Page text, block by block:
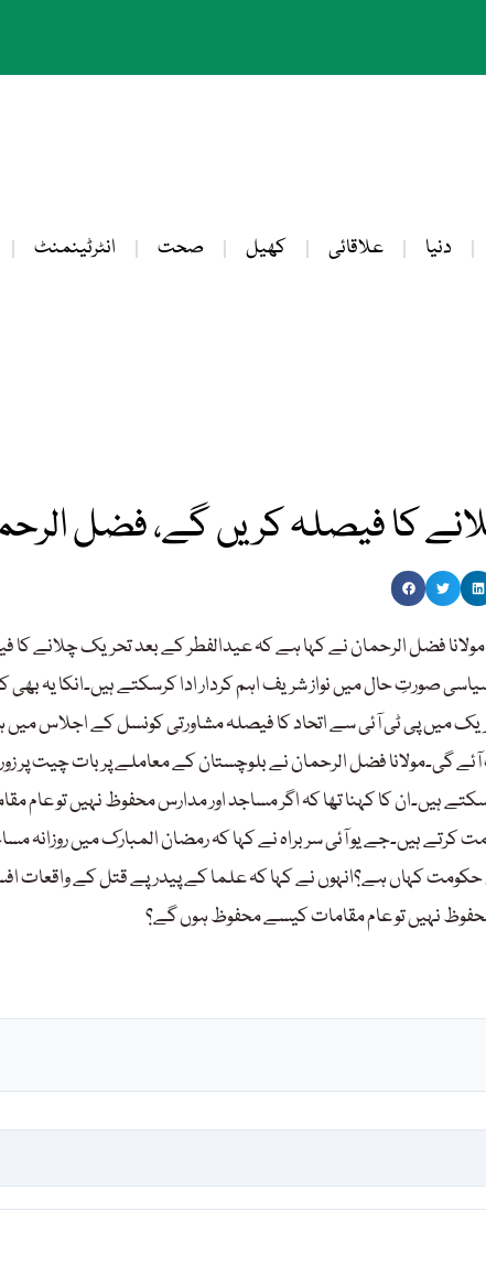
دنیا علاقائی کھیل صحت انٹرٹینمنٹ
کا فیصلہ کریں گے، فضل
فضل الرحمان نے کہا ہے کہ عیدالفطر کے بعد تحریک چلانے
صورتِ حال میں نواز شریف اہم کردار ادا کرسکتے ہیں۔انکا یہ
میں پی ٹی آئی سے اتحاد کا فیصلہ مشاورتی کونسل کے اجلاس میں
فضل الرحمان نے بلوچستان کے معاملے پر بات چیت پر زور
سکتے ہیں۔ان کا کہنا تھا کہ اگر مساجد اور مدارس محفوظ نہیں تو
کرتے ہیں۔جے یو آئی سربراہ نے کہا کہ رمضان المبارک میں روزانہ
کہاں ہے؟انہوں نے کہا کہ علما کے پیدرپے قتل کے واقعات
نہیں تو عام مقامات کیسے محفوظ ہوں گے؟